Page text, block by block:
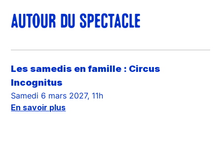
AUTOUR DU SPECTACLE
Les samedis en famille : Circus
Incognitus
Samedi 6 mars 2027, 11h
En savoir plus